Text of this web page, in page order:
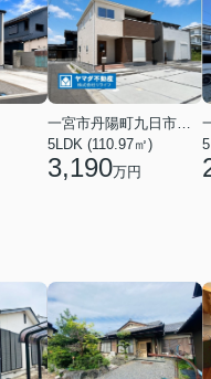
5LDK (110.97㎡)
3,190万円